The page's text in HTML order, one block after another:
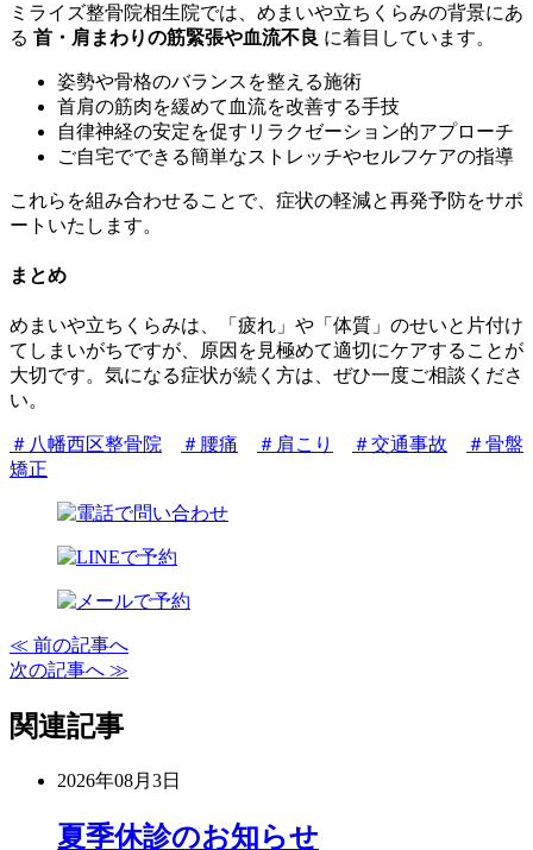
ミライズ整骨院相生院では、めまいや立ちくらみの背景にあ
る 首・肩まわりの筋緊張や血流不良 に着目しています。
姿勢や骨格のバランスを整える施術
首肩の筋肉を緩めて血流を改善する手技
自律神経の安定を促すリラクゼーション的アプローチ
ご自宅でできる簡単なストレッチやセルフケアの指導
これらを組み合わせることで、症状の軽減と再発予防をサポ
ートいたします。
まとめ
めまいや立ちくらみは、「疲れ」や「体質」のせいと片付け
てしまいがちですが、原因を見極めて適切にケアすることが
大切です。気になる症状が続く方は、ぜひ一度ご相談くださ
い。
＃八幡西区整骨院 ＃腰痛 ＃肩こり ＃交通事故
＃骨盤
矯正
≪ 前の記事へ
次の記事へ ≫
関連記事
2026年08月3日
夏季休診のお知らせ